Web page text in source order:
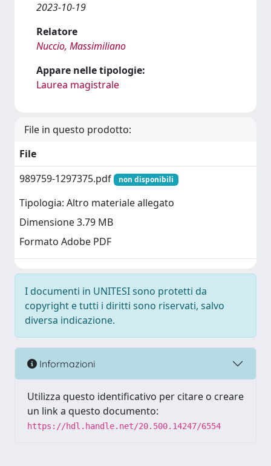
2023-10-19
Relatore
Nuccio, Massimiliano
Appare nelle tipologie:
Laurea magistrale
File in questo prodotto:
File
989759-1297375.pdf
non disponibili
Tipologia: Altro materiale allegato
Dimensione 3.79 MB
Formato Adobe PDF
I documenti in UNITESI sono protetti da
copyright e tutti i diritti sono riservati, salvo
diversa indicazione.
Informazioni
Utilizza questo identificativo per citare o creare
un link a questo documento:
https://hdl.handle.net/20.500.14247/6554